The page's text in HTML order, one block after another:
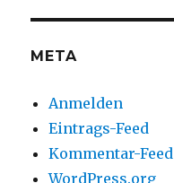
META
Anmelden
Eintrags-Feed
Kommentar-Feed
WordPress.org